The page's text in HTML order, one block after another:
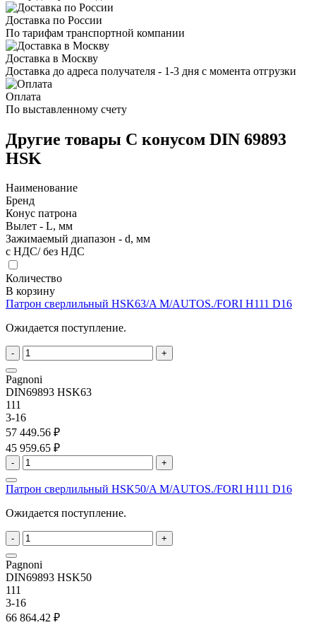
Доставка по России
По тарифам транспортной компании
Доставка в Москву
Доставка до адреса получателя - 1-3 дня с момента отгрузки
Оплата
По выставленному счету
Другие товары С конусом DIN 69893
HSK
Наименование
Бренд
Конус патрона
Вылет - L, мм
Зажимаемый диапазон - d, мм
с НДС/ без НДС
Количество
В корзину
Патрон сверлильный HSK63/A M/AUTOS./FORI H111 D16
Ожидается поступление.
- +
Pagnoni
DIN69893 HSK63
111
3-16
57 449.56 ₽
45 959.65 ₽
- +
Патрон сверлильный HSK50/A M/AUTOS./FORI H111 D16
Ожидается поступление.
- +
Pagnoni
DIN69893 HSK50
111
3-16
66 864.42 ₽